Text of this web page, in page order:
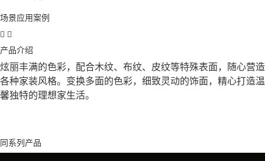
场景应用案例
产品介绍
炫丽丰满的色彩，配合木纹、布纹、皮纹等特殊表面，随心营造
各种家装风格。变换多面的色彩，细致灵动的饰面，精心打造温
馨独特的理想家生活。
同系列产品